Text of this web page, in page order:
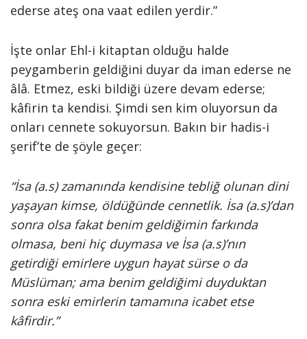
ederse ateş ona vaat edilen yerdir.”
İşte onlar Ehl-i kitaptan olduğu halde
peygamberin geldiğini duyar da iman ederse ne
âlâ. Etmez, eski bildiği üzere devam ederse;
kâfirin ta kendisi. Şimdi sen kim oluyorsun da
onları cennete sokuyorsun. Bakın bir hadis-i
şerif’te de şöyle geçer:
“İsa (a.s) zamanında kendisine tebliğ olunan dini
yaşayan kimse, öldüğünde cennetlik. İsa (a.s)’dan
sonra olsa fakat benim geldiğimin farkında
olmasa, beni hiç duymasa ve İsa (a.s)’nın
getirdiği emirlere uygun hayat sürse o da
Müslüman; ama benim geldiğimi duyduktan
sonra eski emirlerin tamamına icabet etse
kâfirdir.”